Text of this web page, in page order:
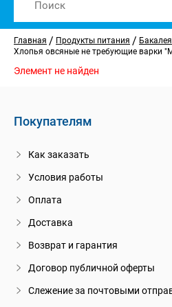
Главная / Продукты питания / Бакалея
Хлопья овсяные не требующие варки
Элемент не найден
Покупателям
Как заказать
Условия работы
Оплата
Доставка
Возврат и гарантия
Договор публичной оферты
Слежение за почтовыми